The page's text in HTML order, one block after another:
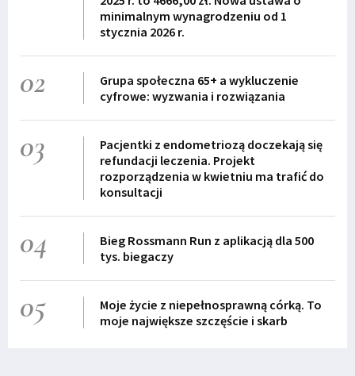
minimalnym wynagrodzeniu od 1
stycznia 2026 r.
02
Grupa społeczna 65+ a wykluczenie
cyfrowe: wyzwania i rozwiązania
03
Pacjentki z endometriozą doczekają się
refundacji leczenia. Projekt
rozporządzenia w kwietniu ma trafić do
konsultacji
04
Bieg Rossmann Run z aplikacją dla 500
tys. biegaczy
05
Moje życie z niepełnosprawną córką. To
moje największe szczęście i skarb